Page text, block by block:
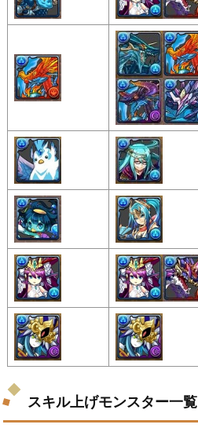
スキル上げモンスター一覧